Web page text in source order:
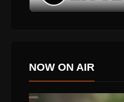
NOW ON AIR